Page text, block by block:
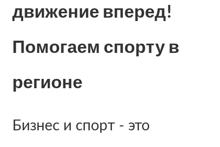
движение вперед!
Помогаем спорту в
регионе
Бизнес и спорт - это